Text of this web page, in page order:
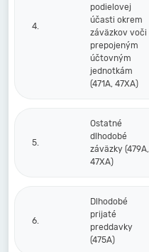
4.
podielovej
účasti okrem
záväzkov voči
prepojeným
účtovným
jednotkám
(471A, 47XA)
5.
Ostatné
dlhodobé
záväzky (479A,
47XA)
6.
Dlhodobé
prijaté
preddavky
(475A)